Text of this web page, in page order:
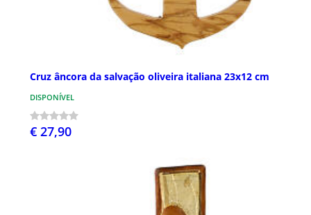
Cruz âncora da salvação oliveira italiana 23x12 cm
DISPONÍVEL
€ 27,90